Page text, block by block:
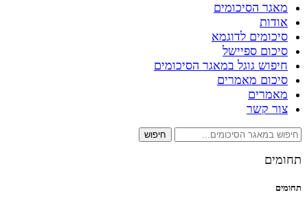
מאגר הסיכומים
אודות
סיכומים לדוגמא
סיכום ספיישל
חיפוש גוגל במאגר הסיכומים
סיכום מאמרים
מאמרים
צור קשר
חיפוש
תחומים
תחומים